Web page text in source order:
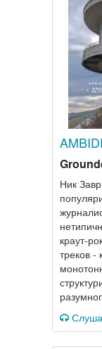
Ник
краут-
треков -